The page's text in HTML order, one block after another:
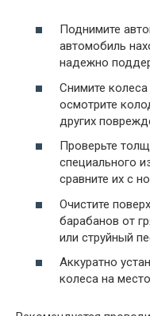
Поднимите
автомобиль
надежно
Снимите
осмотрите
других
Проверьте
специального
сравните их с
Очистите
барабанов от
или струйный
Аккуратно
колеса на